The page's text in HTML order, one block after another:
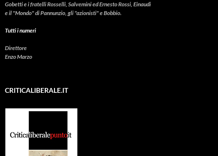
Gobetti e i fratelli Rosselli, Salvemini ed Ernesto Rossi, Einaudi
e il "Mondo" di Pannunzio, gli "azionisti" e Bobbio.
Tutti i numeri
Direttore
Enzo Marzo
CRITICALIBERALE.IT